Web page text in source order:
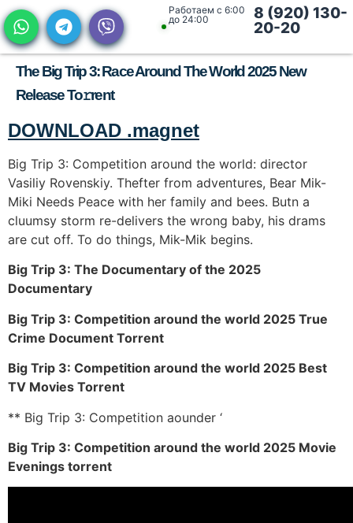
Работаем с 6:00
до 24:00
8 (920) 130-
20-20
The Big Trip 3: Race Around The World 2025 New
Release To𝚛rent
DOWNLOAD .magnet
Big Trip 3: Competition around the world: director
Vasiliy Rovenskiy. Thefter from adventures, Bear Mik-
Miki Needs Peace with her family and bees. Butn a
cluumsy storm re-delivers the wrong baby, his drams
are cut off. To do things, Mik-Mik begins.
Big Trip 3: The Documentary of the 2025
Documentary
Big Trip 3: Competition around the world 2025 True
Crime Document Torrent
Big Trip 3: Competition around the world 2025 Best
TV Movies Torrent
** Big Trip 3: Competition aounder ‘
Big Trip 3: Competition around the world 2025 Movie
Evenings torrent